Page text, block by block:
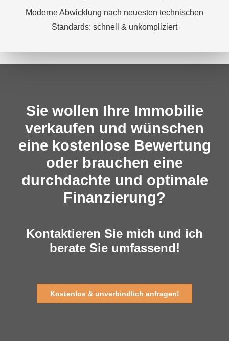
Moderne Abwicklung nach neuesten technischen
Standards: schnell & unkompliziert
Sie wollen Ihre Immobilie
verkaufen und wünschen
eine kostenlose Bewertung
oder brauchen eine
durchdachte und optimale
Finanzierung?
Kontaktieren Sie mich und ich
berate Sie umfassend!
Kostenlos & unverbindlich anfragen!